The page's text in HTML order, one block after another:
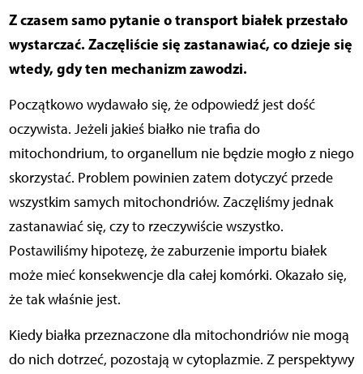
Z czasem samo pytanie o transport białek przestało
wystarczać. Zaczęliście się zastanawiać, co dzieje się
wtedy, gdy ten mechanizm zawodzi.
Początkowo wydawało się, że odpowiedź jest dość
oczywista. Jeżeli jakieś białko nie trafia do
mitochondrium, to organellum nie będzie mogło z niego
skorzystać. Problem powinien zatem dotyczyć przede
wszystkim samych mitochondriów. Zaczęliśmy jednak
zastanawiać się, czy to rzeczywiście wszystko.
Postawiliśmy hipotezę, że zaburzenie importu białek
może mieć konsekwencje dla całej komórki. Okazało się,
że tak właśnie jest.
Kiedy białka przeznaczone dla mitochondriów nie mogą
do nich dotrzeć, pozostają w cytoplazmie. Z perspektywy